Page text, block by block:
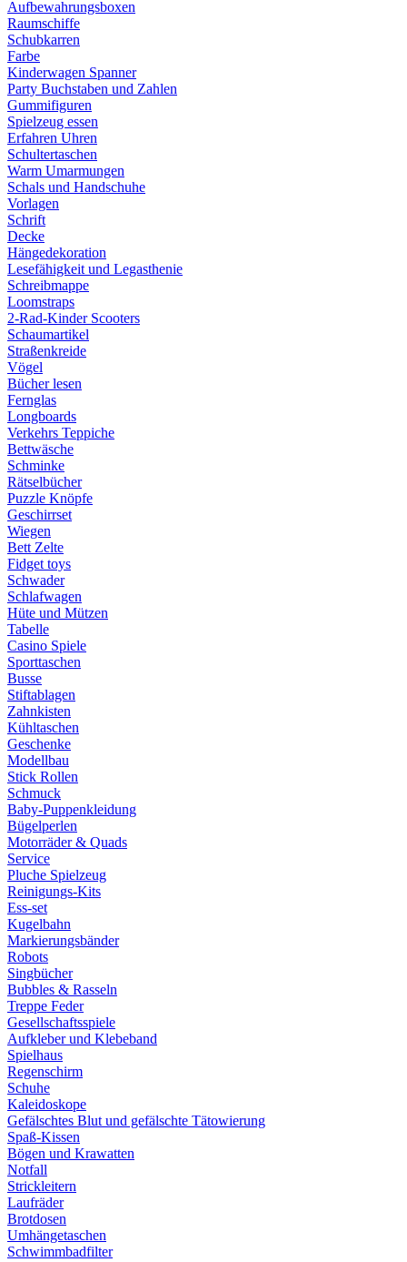
Aufbewahrungsboxen
Raumschiffe
Schubkarren
Farbe
Kinderwagen Spanner
Party Buchstaben und Zahlen
Gummifiguren
Spielzeug essen
Erfahren Uhren
Schultertaschen
Warm Umarmungen
Schals und Handschuhe
Vorlagen
Schrift
Decke
Hängedekoration
Lesefähigkeit und Legasthenie
Schreibmappe
Loomstraps
2-Rad-Kinder Scooters
Schaumartikel
Straßenkreide
Vögel
Bücher lesen
Fernglas
Longboards
Verkehrs Teppiche
Bettwäsche
Schminke
Rätselbücher
Puzzle Knöpfe
Geschirrset
Wiegen
Bett Zelte
Fidget toys
Schwader
Schlafwagen
Hüte und Mützen
Tabelle
Casino Spiele
Sporttaschen
Busse
Stiftablagen
Zahnkisten
Kühltaschen
Geschenke
Modellbau
Stick Rollen
Schmuck
Baby-Puppenkleidung
Bügelperlen
Motorräder & Quads
Service
Pluche Spielzeug
Reinigungs-Kits
Ess-set
Kugelbahn
Markierungsbänder
Robots
Singbücher
Bubbles & Rasseln
Treppe Feder
Gesellschaftsspiele
Aufkleber und Klebeband
Spielhaus
Regenschirm
Schuhe
Kaleidoskope
Gefälschtes Blut und gefälschte Tätowierung
Spaß-Kissen
Bögen und Krawatten
Notfall
Strickleitern
Laufräder
Brotdosen
Umhängetaschen
Schwimmbadfilter